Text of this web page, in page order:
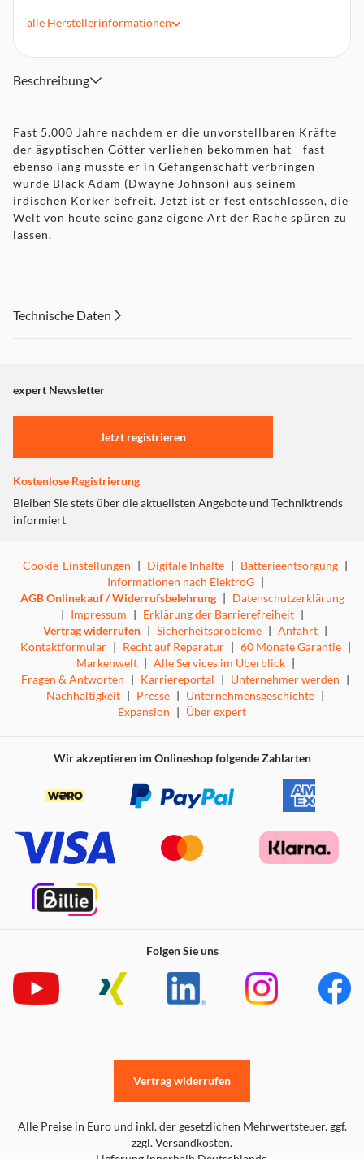
Regie: Jaume Collet-Serra
alle Herstellerinformationen
Beschreibung
Fast 5.000 Jahre nachdem er die unvorstellbaren Kräfte
der ägyptischen Götter verliehen bekommen hat - fast
ebenso lang musste er in Gefangenschaft verbringen -
wurde Black Adam (Dwayne Johnson) aus seinem
irdischen Kerker befreit. Jetzt ist er fest entschlossen, die
Welt von heute seine ganz eigene Art der Rache spüren zu
lassen.
Technische Daten
expert Newsletter
Jetzt registrieren
Kostenlose Registrierung
Bleiben Sie stets über die aktuellsten Angebote und Techniktrends
informiert.
Cookie-Einstellungen | Digitale Inhalte | Batterieentsorgung |
Informationen nach ElektroG |
AGB Onlinekauf / Widerrufsbelehrung | Datenschutzerklärung
| Impressum | Erklärung der Barrierefreiheit |
Vertrag widerrufen | Sicherheitsprobleme | Anfahrt |
Kontaktformular | Recht auf Reparatur | 60 Monate Garantie |
Markenwelt | Alle Services im Überblick |
Fragen & Antworten | Karriereportal | Unternehmer werden |
Nachhaltigkeit | Presse | Unternehmensgeschichte |
Expansion | Über expert
Wir akzeptieren im Onlineshop folgende Zahlarten
Folgen Sie uns
Alle Preise in Euro und inkl. der gesetzlichen Mehrwertsteuer. ggf.
zzgl. Versandkosten.
Vertrag widerrufen